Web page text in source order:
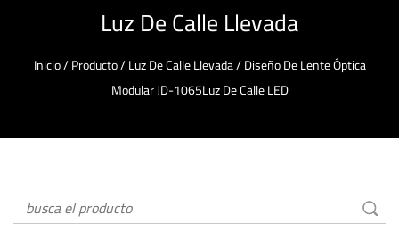
Luz De Calle Llevada
Inicio/Producto/Luz De Calle Llevada/Diseño De Lente Óptica
Modular JD-1065Luz De Calle LED